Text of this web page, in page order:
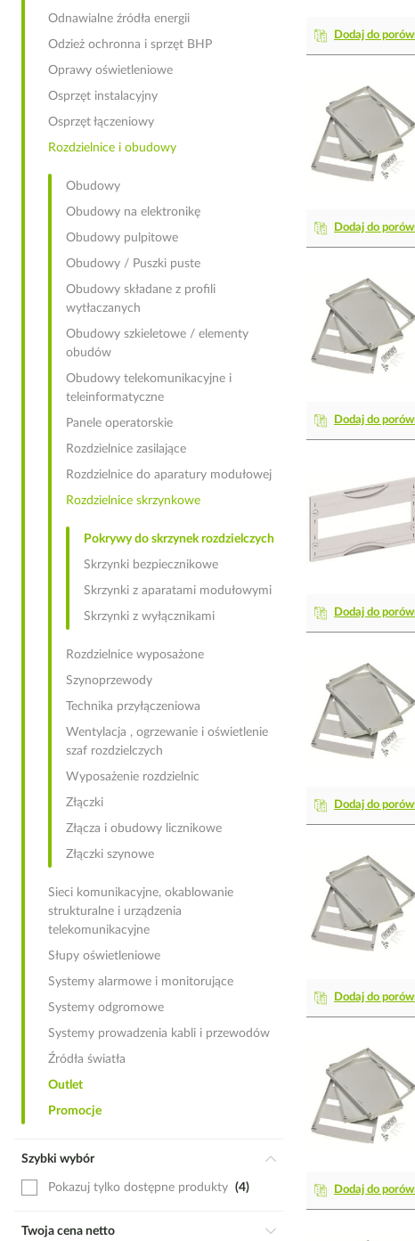
Dodaj do
Dodaj do
Dodaj do
Dodaj do
Dodaj do
Dodaj do
Dodaj do
Odnawialne źródła energii
Odzież ochronna i sprzęt BHP
Oprawy oświetleniowe
Osprzęt instalacyjny
Osprzęt łączeniowy
Rozdzielnice i obudowy
Obudowy
Obudowy na elektronikę
Obudowy pulpitowe
Obudowy / Puszki puste
Obudowy składane z profili
wytłaczanych
Obudowy szkieletowe / elementy
obudów
Obudowy telekomunikacyjne i
teleinformatyczne
Panele operatorskie
Rozdzielnice zasilające
Rozdzielnice do aparatury modułowej
Rozdzielnice skrzynkowe
Pokrywy do skrzynek rozdzielczych
Skrzynki bezpiecznikowe
Skrzynki z aparatami modułowymi
Skrzynki z wyłącznikami
Rozdzielnice wyposażone
Szynoprzewody
Technika przyłączeniowa
Wentylacja , ogrzewanie i oświetlenie
szaf rozdzielczych
Wyposażenie rozdzielnic
Złączki
Złącza i obudowy licznikowe
Złączki szynowe
Sieci komunikacyjne, okablowanie
strukturalne i urządzenia
telekomunikacyjne
Słupy oświetleniowe
Systemy alarmowe i monitorujące
Systemy odgromowe
Systemy prowadzenia kabli i przewodów
Źródła światła
Outlet
Promocje
Szybki wybór
Pokazuj tylko dostępne produkty 4
Twoja cena netto